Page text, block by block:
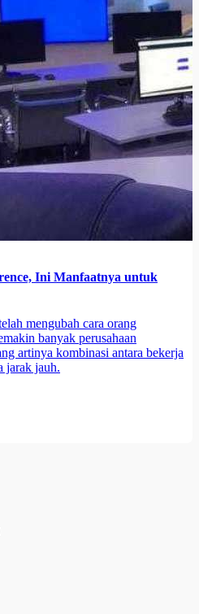
Ini Manfaatnya untuk
mengubah cara orang
banyak perusahaan
artinya kombinasi antara bekerja
jarak jauh.